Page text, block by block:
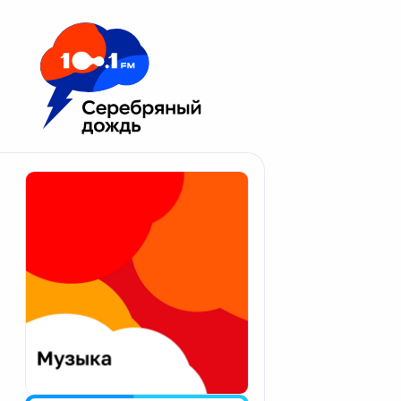
Москва 100.1 FM
Апатиты
Екатеринбург
Калининград
Калуга